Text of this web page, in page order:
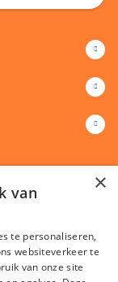
×
van
te personaliseren,
websiteverkeer te
van onze site